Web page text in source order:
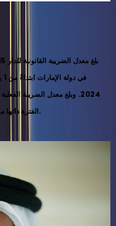
الفترة ذاتها من عام 2024، مما يجعل المقارنة السنوية لصافي الربح غير متماثلة.